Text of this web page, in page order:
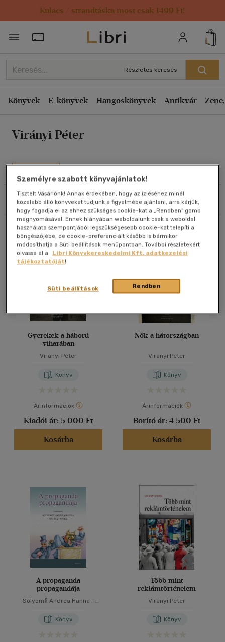
Kulacs / strandtáska most csak 1499 Ft!
Törzsvásárlói Kártya adatai
Részletes keresés
Könyvek E-könyvek Hangoskönyvek Antikvár
Virányi Péter
Művei
Szűrés Rendezés
Rendezés
Kiadás éve szerint csökkenő
Ár szerint csökkenő
Eladott darabszám szerint csökkenő
Cím szerint A-Z
Szerző szerint A-Z
Megjelenítés
20 db / oldal
40 db / oldal
Alkalmaz
Összesen4db
Gyerekek a háború
viharában
Virányi Péter
Könyv
Árinformációk
Kiadói ár: 5 000 Ft
Kosárba
Nők a hátországban
Virányi Péter
Könyv
Árinformációk
Borító ár: 4 500 Ft
Kosárba
A propaganda
propagandája
Sólyomfi Andrea Hanna -
Könyv
Több mint
reklámtörténelem
Virányi Péter
Könyv
Személyre szabott könyvajánlatok!
Tisztelt Vásárlónk! Annak érdekében, hogy az ízléséhez minél
közelebb álló könyveket tudjunk a figyelmébe ajánlani, arra kérjük,
hogy fogadja el az ehhez szükséges cookie-kat a „Rendben” gomb
megnyomásával. Ennek hiányában weboldalunk csak a weboldal
használata szempontjából legszükségesebb cookie-kat telepíti a
böngészőjébe, de cookie-preferenciáit később is bármikor
módosíthatja a Süti beállítások menüpontban. További részletekért
olvassa el a
Libri Könyvkereskedelmi Kft. adatkezelési
tájékoztatóját!
Rendben
Süti beállítások